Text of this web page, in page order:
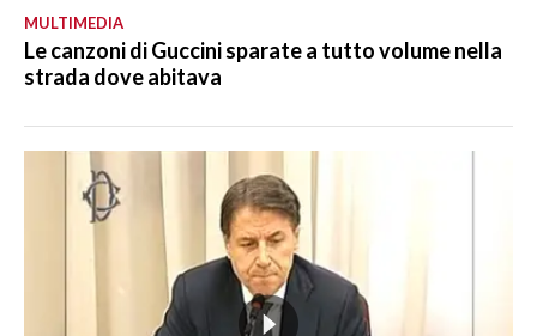
MULTIMEDIA
Le canzoni di Guccini sparate a tutto volume nella
strada dove abitava